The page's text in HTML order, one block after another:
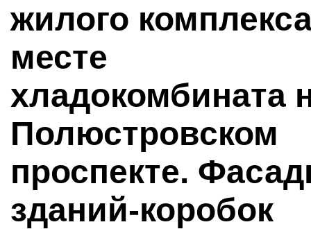
жилого
месте
хладокомбината
Полюстровском
проспекте.
зданий-коробок